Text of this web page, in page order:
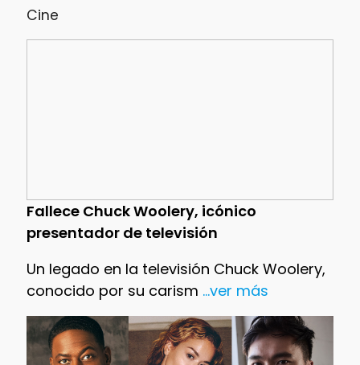
Cine
Fallece Chuck Woolery, icónico
presentador de televisión
Un legado en la televisión Chuck Woolery,
conocido por su carism ...ver más